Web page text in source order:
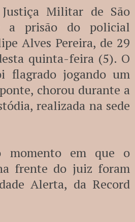
Militar de São
a prisão do policial
Alves Pereira, de 29
quinta-feira (5). O
flagrado jogando um
chorou durante a
realizada na sede
momento em que o
frente do juiz foram
Alerta, da Record